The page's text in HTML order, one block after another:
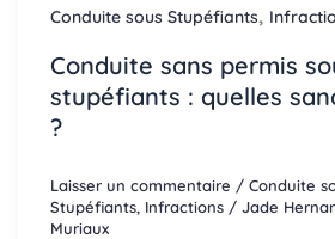
Conduite sous Stupéfiants,
Conduite sans permis
stupéfiants : quelles
?
Laisser un commentaire / Conduite
Stupéfiants, Infractions/ Jade
Muriaux